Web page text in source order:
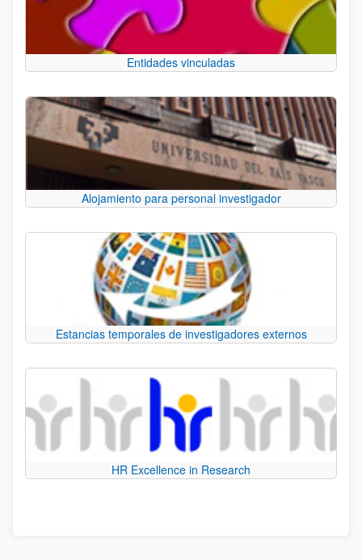
Entidades vinculadas
Alojamiento para personal investigador
Estancias temporales de investigadores externos
HR Excellence in Research